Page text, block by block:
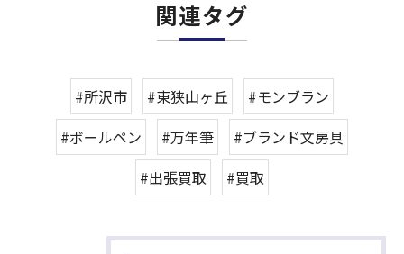
関連タグ
#所沢市 #東狭山ヶ丘
#モンブラン
#ボールペン
#万年筆
#ブランド文房具
#出張買取
#買取